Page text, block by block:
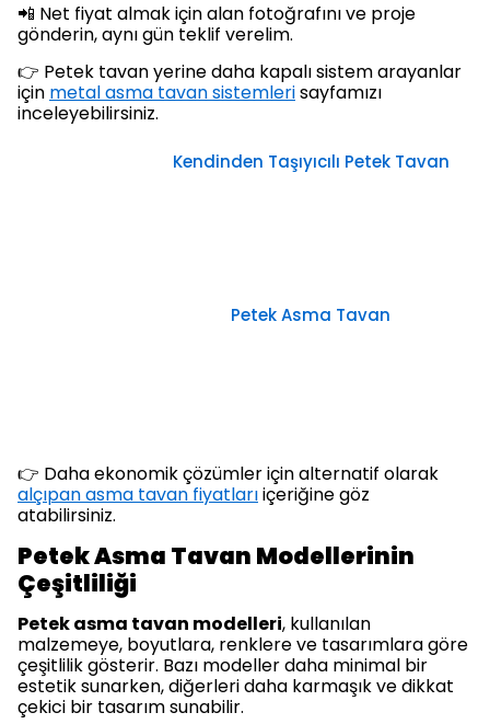
📲 Net fiyat almak için alan fotoğrafını ve proje
gönderin, aynı gün teklif verelim.
👉 Petek tavan yerine daha kapalı sistem arayanlar
için metal asma tavan sistemlerisayfamızı
inceleyebilirsiniz.
Kendinden Taşıyıcılı Petek Tavan
Petek Asma Tavan
👉 Daha ekonomik çözümler için alternatif olarak
alçıpan asma tavan fiyatlarıiçeriğine göz
atabilirsiniz.
Petek Asma Tavan Modellerinin
Çeşitliliği
Petek asma tavan modelleri, kullanılan
malzemeye, boyutlara, renklere ve tasarımlara göre
çeşitlilik gösterir. Bazı modeller daha minimal bir
estetik sunarken, diğerleri daha karmaşık ve dikkat
çekici bir tasarım sunabilir.